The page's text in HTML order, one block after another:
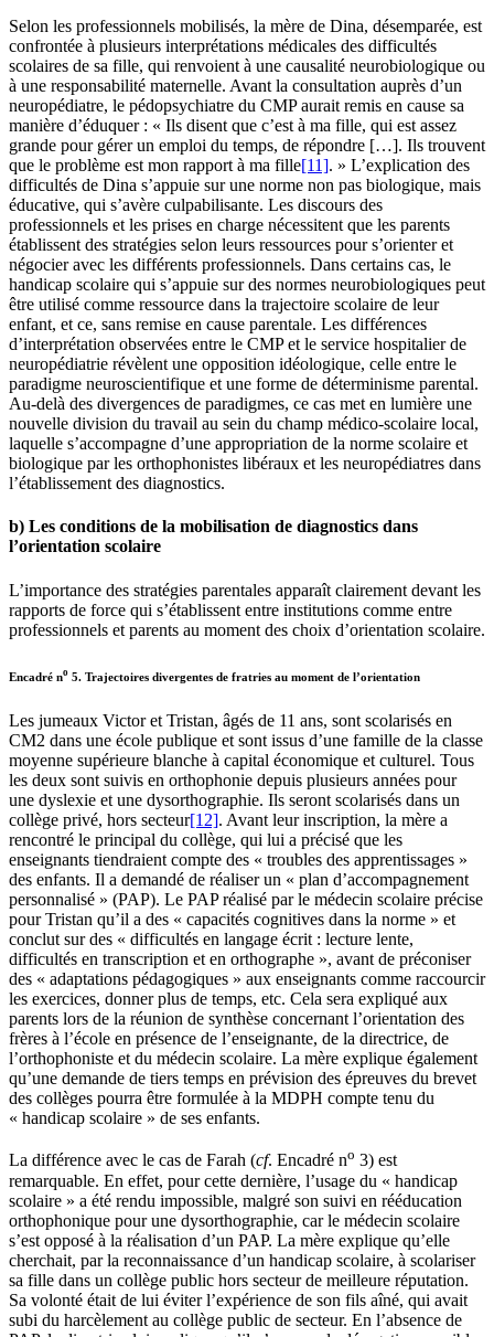
Selon les professionnels mobilisés, la mère de Dina, désemparée, est
confrontée à plusieurs interprétations médicales des difficultés
scolaires de sa fille, qui renvoient à une causalité neurobiologique ou
à une responsabilité maternelle. Avant la consultation auprès d’un
neuropédiatre, le pédopsychiatre du CMP aurait remis en cause sa
manière d’éduquer : « Ils disent que c’est à ma fille, qui est assez
grande pour gérer un emploi du temps, de répondre […]. Ils trouvent
que le problème est mon rapport à ma fille[11]. » L’explication des
difficultés de Dina s’appuie sur une norme non pas biologique, mais
éducative, qui s’avère culpabilisante. Les discours des
professionnels et les prises en charge nécessitent que les parents
établissent des stratégies selon leurs ressources pour s’orienter et
négocier avec les différents professionnels. Dans certains cas, le
handicap scolaire qui s’appuie sur des normes neurobiologiques peut
être utilisé comme ressource dans la trajectoire scolaire de leur
enfant, et ce, sans remise en cause parentale. Les différences
d’interprétation observées entre le CMP et le service hospitalier de
neuropédiatrie révèlent une opposition idéologique, celle entre le
paradigme neuroscientifique et une forme de déterminisme parental.
Au-delà des divergences de paradigmes, ce cas met en lumière une
nouvelle division du travail au sein du champ médico-scolaire local,
laquelle s’accompagne d’une appropriation de la norme scolaire et
biologique par les orthophonistes libéraux et les neuropédiatres dans
l’établissement des diagnostics.
b) Les conditions de la mobilisation de diagnostics dans
l’orientation scolaire
L’importance des stratégies parentales apparaît clairement devant les
rapports de force qui s’établissent entre institutions comme entre
professionnels et parents au moment des choix d’orientation scolaire.
Encadré no 5. Trajectoires divergentes de fratries au moment de l’orientation
Les jumeaux Victor et Tristan, âgés de 11 ans, sont scolarisés en
CM2 dans une école publique et sont issus d’une famille de la classe
moyenne supérieure blanche à capital économique et culturel. Tous
les deux sont suivis en orthophonie depuis plusieurs années pour
une dyslexie et une dysorthographie. Ils seront scolarisés dans un
collège privé, hors secteur[12]. Avant leur inscription, la mère a
rencontré le principal du collège, qui lui a précisé que les
enseignants tiendraient compte des « troubles des apprentissages »
des enfants. Il a demandé de réaliser un « plan d’accompagnement
personnalisé » (PAP). Le PAP réalisé par le médecin scolaire précise
pour Tristan qu’il a des « capacités cognitives dans la norme » et
conclut sur des « difficultés en langage écrit : lecture lente,
difficultés en transcription et en orthographe », avant de préconiser
des « adaptations pédagogiques » aux enseignants comme raccourcir
les exercices, donner plus de temps, etc. Cela sera expliqué aux
parents lors de la réunion de synthèse concernant l’orientation des
frères à l’école en présence de l’enseignante, de la directrice, de
l’orthophoniste et du médecin scolaire. La mère explique également
qu’une demande de tiers temps en prévision des épreuves du brevet
des collèges pourra être formulée à la MDPH compte tenu du
« handicap scolaire » de ses enfants.
La différence avec le cas de Farah (cf. Encadré no 3) est
remarquable. En effet, pour cette dernière, l’usage du « handicap
scolaire » a été rendu impossible, malgré son suivi en rééducation
orthophonique pour une dysorthographie, car le médecin scolaire
s’est opposé à la réalisation d’un PAP. La mère explique qu’elle
cherchait, par la reconnaissance d’un handicap scolaire, à scolariser
sa fille dans un collège public hors secteur de meilleure réputation.
Sa volonté était de lui éviter l’expérience de son fils aîné, qui avait
subi du harcèlement au collège public de secteur. En l’absence de